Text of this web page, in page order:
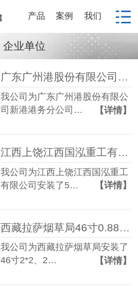
产品 案例 我们
企业单位
广东广州港股份有限公司新港港务分公司55寸3.5mm 2*4液晶拼接屏
我公司为广东广州港股份有限公
司新港港务分公司…
【详情】
江西上饶江西国泓重工有限公司55寸3.5mm 3*3液晶拼接屏
我公司为江西上饶江西国泓重工
有限公司安装了5…
【详情】
我公司为西藏拉萨烟草局安装了
46寸2*2、2…
【详情】